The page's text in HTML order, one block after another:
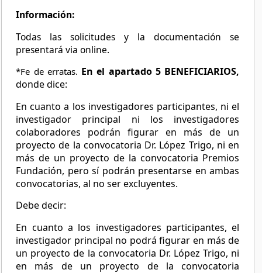
Información:
Todas las solicitudes y la documentación se
presentará via online.
*Fe de erratas. En el apartado 5 BENEFICIARIOS,
donde dice:
En cuanto a los investigadores participantes, ni el
investigador principal ni los investigadores
colaboradores podrán figurar en más de un
proyecto de la convocatoria Dr. López Trigo, ni en
más de un proyecto de la convocatoria Premios
Fundación, pero sí podrán presentarse en ambas
convocatorias, al no ser excluyentes.
Debe decir:
En cuanto a los investigadores participantes, el
investigador principal no podrá figurar en más de
un proyecto de la convocatoria Dr. López Trigo, ni
en más de un proyecto de la convocatoria